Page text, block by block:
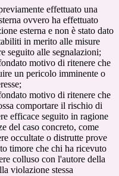
effettuato una
ovvero ha effettuato
esterna e non è stato dato
in merito alle misure
seguito alle segnalazioni;
motivo di ritenere che
un pericolo imminente o
motivo di ritenere che
comportare il rischio di
efficace seguito in ragione
del caso concreto, come
occultate o distrutte prove
timore che chi ha ricevuto
colluso con l'autore della
violazione stessa